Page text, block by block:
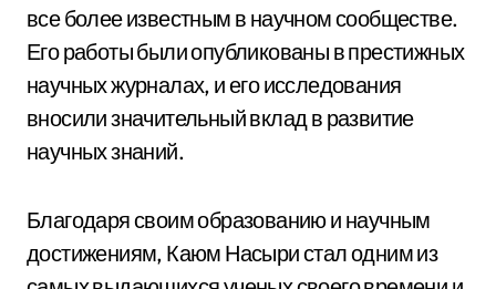
все более известным в научном сообществе.
Его работы были опубликованы в престижных
научных журналах, и его исследования
вносили значительный вклад в развитие
научных знаний.
Благодаря своим образованию и научным
достижениям, Каюм Насыри стал одним из